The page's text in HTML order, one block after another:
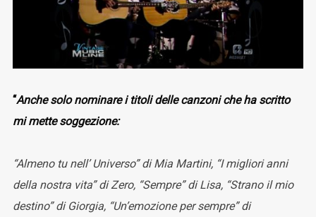
“Anche solo nominare i titoli delle canzoni che ha scritto
mi mette soggezione:
“Almeno tu nell’ Universo” di Mia Martini, “I migliori anni
della nostra vita” di Zero, “Sempre” di Lisa, “Strano il mio
destino” di Giorgia, “Un’emozione per sempre” di